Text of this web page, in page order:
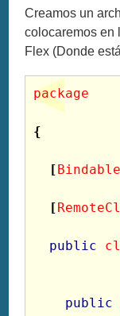
Creamos un
colocaremos en
Flex (Donde
package
{
[Bindable
[
public
public